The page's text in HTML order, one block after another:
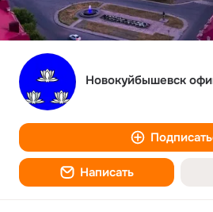
Новокуйбышевск
Написать